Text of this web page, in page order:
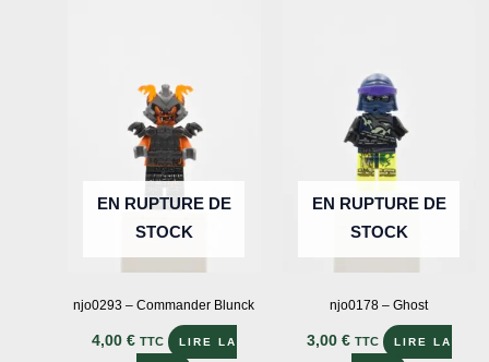
du
produit
EN RUPTURE DE
STOCK
njo0293 – Commander Blunck
4,00 € TTC LIRE LA
EN RUPTURE DE
STOCK
njo0178 – Ghost
3,00 € TTC LIRE LA